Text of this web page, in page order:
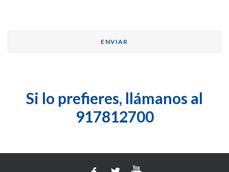
Si lo prefieres, llámanos al
917812700